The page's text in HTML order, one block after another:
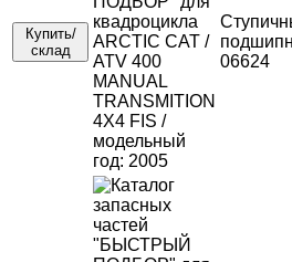
Купить/
склад
06624